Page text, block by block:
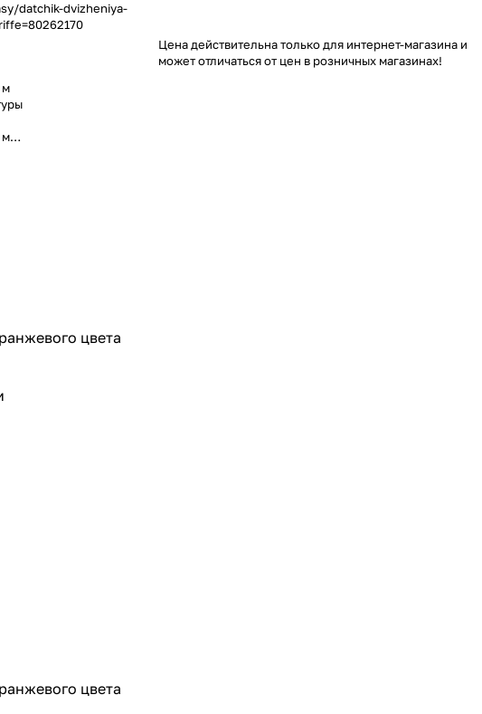
datchik-dvizheniya-
м
м
Цена действительна только для интернет-магазина и
может отличаться от цен в розничных магазинах!
цвета
цвета